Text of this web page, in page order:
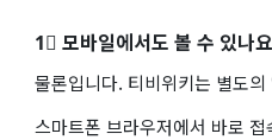
1⃣ 모바일에서도 볼 수 있나
물론입니다. 티비위키는 별도
스마트폰 브라우저에서 바로